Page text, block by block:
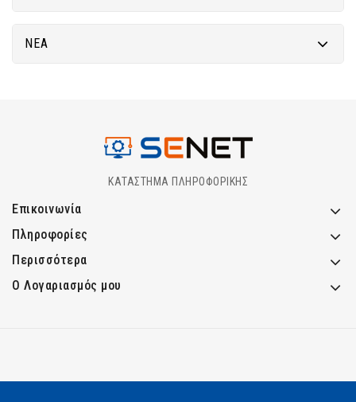
ΝΈΑ
ΚΑΤΑΣΤΗΜΑ ΠΛΗΡΟΦΟΡΙΚΗΣ
Επικοινωνία
Πληροφορίες
Περισσότερα
Ο Λογαριασμός μου